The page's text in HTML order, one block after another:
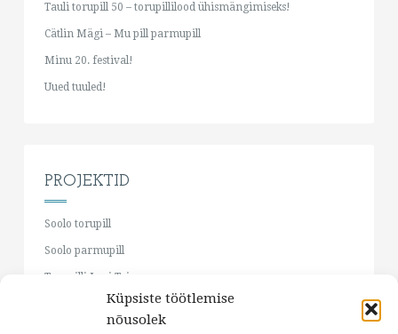
Küpsiste töötlemise
nõusolek
Tauli torupill 50 – torupillilood ühismängimiseks!
Cätlin Mägi – Mu pill parmupill
Minu 20. festival!
Uued tuuled!
PROJEKTID
Soolo torupill
Soolo parmupill
Torupilli Jussi Trio
Cätlin Mägi & Jaan Pehk